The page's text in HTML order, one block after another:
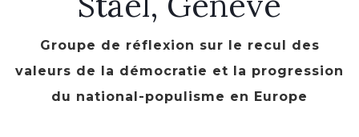
Groupe de réflexion sur le recul des
valeurs de la démocratie et la progression
du national-populisme en Europe